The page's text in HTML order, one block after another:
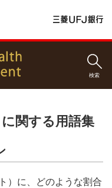
検索
関する用語集
）に、どのような割合